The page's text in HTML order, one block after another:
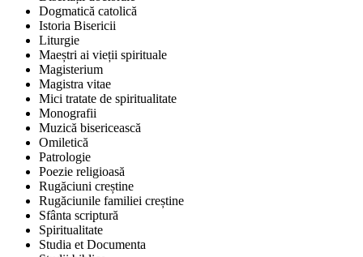
Dogmatică catolică
Istoria Bisericii
Liturgie
Maeștri ai vieții spirituale
Magisterium
Magistra vitae
Mici tratate de spiritualitate
Monografii
Muzică bisericească
Omiletică
Patrologie
Poezie religioasă
Rugăciuni creștine
Rugăciunile familiei creștine
Sfânta scriptură
Spiritualitate
Studia et Documenta